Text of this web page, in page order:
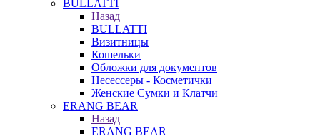
BULLATTI
Назад
BULLATTI
Визитницы
Кошельки
Обложки для документов
Несессеры - Косметички
Женские Сумки и Клатчи
ERANG BEAR
Назад
ERANG BEAR